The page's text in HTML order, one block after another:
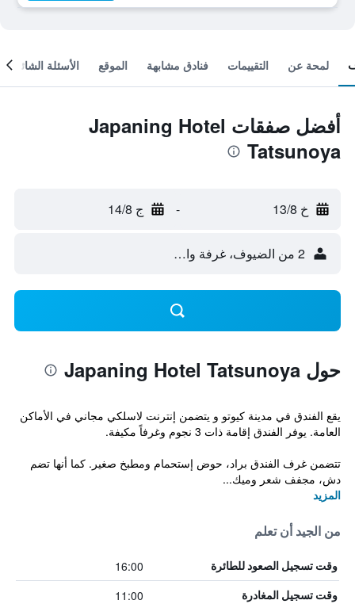
لمحة عن التقييمات فنادق مشابهة الموقع الأسئلة الشائعة
أفضل صفقات Japaning Hotel
Tatsunoya
خ 13/8 - ج 14/8
2 من الضيوف، غرفة واحدة
حول Japaning Hotel Tatsunoya
يقع الفندق في مدينة كيوتو و يتضمن إنترنت لاسلكي مجاني في الأماكن
العامة. يوفر الفندق إقامة ذات 3 نجوم وغرفاً مكيفة.
تتضمن غرف الفندق براد، حوض إستحمام ومطبخ صغير. كما أنها تضم
دش، مجفف شعر وميك...
المزيد
من الجيد أن تعلم
وقت تسجيل الصعود للطائرة 16:00
وقت تسجيل المغادرة 11:00